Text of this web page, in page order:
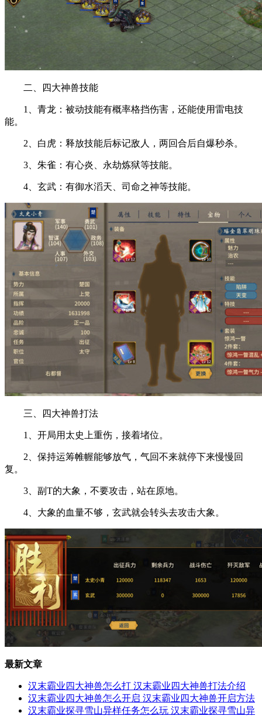
二、四大神兽技能
1、青龙：被动技能有概率格挡伤害，还能使用雷电技
能。
2、白虎：释放技能后标记敌人，两回合后自爆秒杀。
3、朱雀：有心炎、永劫炼狱等技能。
4、玄武：有御水滔天、司命之神等技能。
三、四大神兽打法
1、开局用太史上重伤，接着堵位。
2、保持运筹帷幄能够放气，气回不来就停下来慢慢回
复。
3、副T的大象，不要攻击，站在原地。
4、大象的血量不够，玄武就会转头去攻击大象。
最新文章
汉末霸业四大神兽怎么打 汉末霸业四大神兽打法介绍
汉末霸业四大神兽怎么开启 汉末霸业四大神兽开启方法
汉末霸业探寻雪山异样任务怎么玩 汉末霸业探寻雪山异